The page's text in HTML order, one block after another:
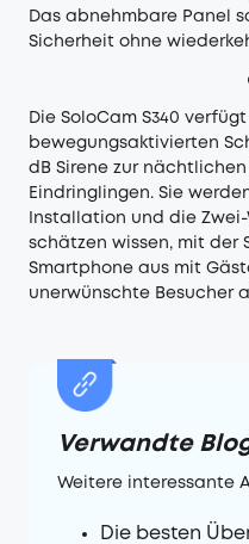
Das abnehmbare Panel
Sicherheit ohne
Die SoloCam S340
bewegungsaktivierten
dB Sirene zur
Eindringlingen. Sie
Installation und die
schätzen wissen, mit der
Smartphone aus mit
unerwünschte Besucher
Verwandte
Weitere interessante
Die besten